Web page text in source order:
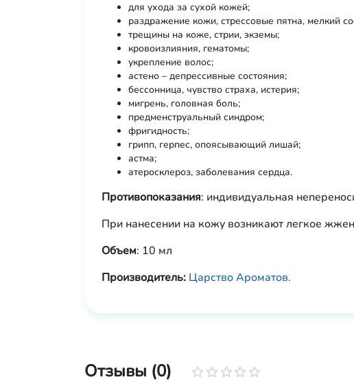
для ухода за сухой кожей;
раздражение кожи, стрессовые пятна, мелкий
трещины на коже, стрии, экземы;
кровоизлияния, гематомы;
укрепление волос;
астено – депрессивные состояния;
бессонница, чувство страха, истерия;
мигрень, головная боль;
предменструальный синдром;
фригидность;
грипп, герпес, опоясывающий лишай;
астма;
атеросклероз, заболевания сердца.
Противопоказания: индивидуальная
При нанесении на кожу возникают легкое
Объем: 10 мл
Производитель: Царство Ароматов.
Отзывы (0)